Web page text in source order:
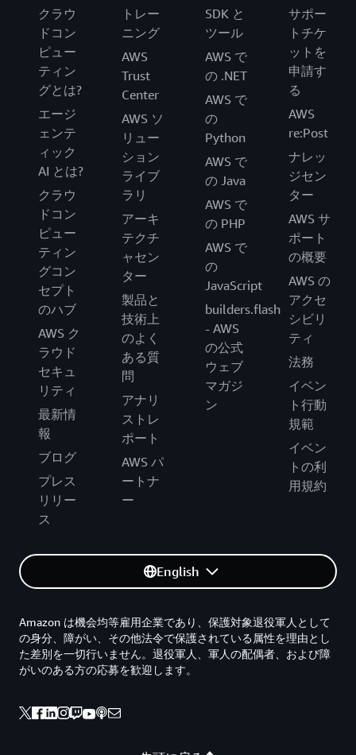
クラウ
ドコン
ピュー
ティン
グとは?
エージ
ェンテ
ィック
AI とは?
クラウ
ドコン
ピュー
ティン
グコン
セプト
のハブ
AWS ク
ラウド
セキュ
リティ
最新情
報
ブログ
プレス
リリー
ス
トレー
ニング
AWS
Trust
Center
AWS ソ
リュー
ション
ライブ
ラリ
アーキ
テクチ
ャセン
ター
製品と
技術上
のよく
ある質
問
アナリ
ストレ
ポート
AWS パ
ートナ
ー
SDK と
ツール
AWS で
の .NET
AWS で
の
Python
AWS で
の Java
AWS で
の PHP
AWS で
の
JavaScript
builders.flash
- AWS
の公式
ウェブ
マガジ
ン
サポー
トチケ
ットを
申請す
る
AWS
re:Post
ナレッ
ジセン
ター
AWS サ
ポート
の概要
AWS の
アクセ
シビリ
ティ
法務
イベン
ト行動
規範
イベン
トの利
用規約
English
Amazon は機会均等雇用企業であり、保護対象退役軍人として
の身分、障がい、その他法令で保護されている属性を理由とし
た差別を一切行いません。退役軍人、軍人の配偶者、および障
がいのある方の応募を歓迎します。